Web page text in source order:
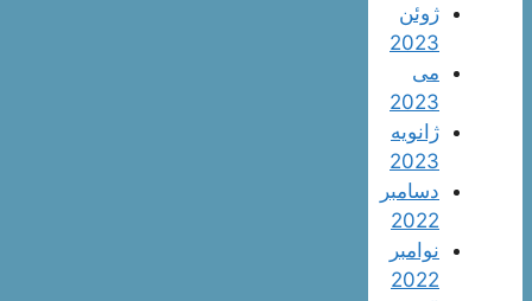
ژوئن
2023
می
2023
ژانویه
2023
دسامبر
2022
نوامبر
2022